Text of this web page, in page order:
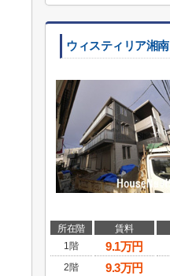
ウィスティリア湘南
所在階 賃料
1階
9.1万円
2階
9.3万円